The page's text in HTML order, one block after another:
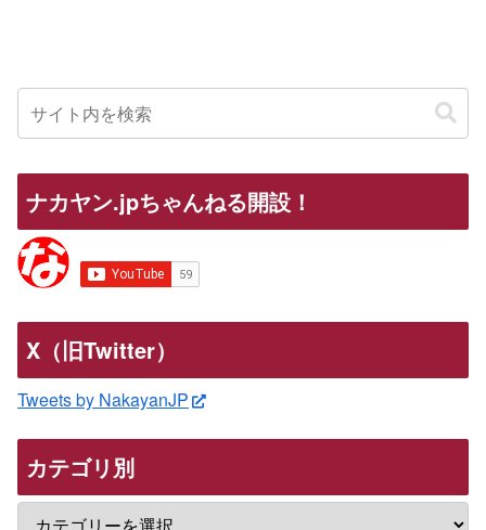
ナカヤン.jpちゃんねる開設！
X（旧Twitter）
Tweets by NakayanJP
カテゴリ別